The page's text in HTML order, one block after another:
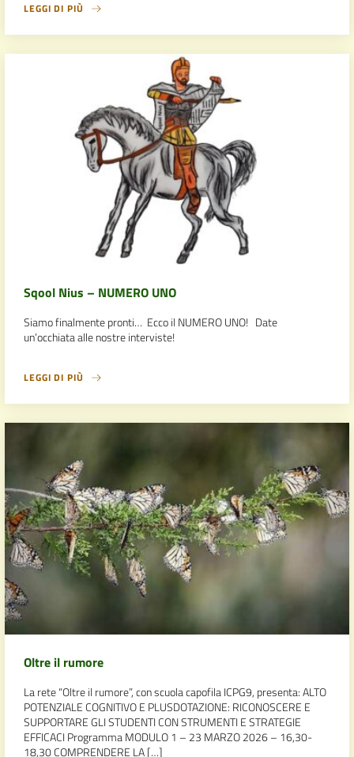
LEGGI DI PIÙ
Sqool Nius – NUMERO UNO
Siamo finalmente pronti… Ecco il NUMERO UNO! Date
un’occhiata alle nostre interviste!
LEGGI DI PIÙ
Oltre il rumore
La rete “Oltre il rumore”, con scuola capofila ICPG9, presenta: ALTO
POTENZIALE COGNITIVO E PLUSDOTAZIONE: RICONOSCERE E
SUPPORTARE GLI STUDENTI CON STRUMENTI E STRATEGIE
EFFICACI Programma MODULO 1 – 23 MARZO 2026 – 16,30-
18,30 COMPRENDERE LA […]